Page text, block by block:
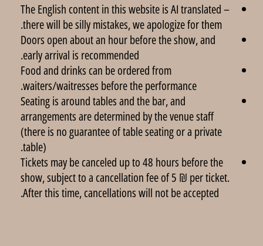
The English content in this website is AI translated –
there will be silly mistakes, we apologize for them.
Doors open about an hour before the show, and
early arrival is recommended.
Food and drinks can be ordered from
waiters/waitresses before the performance.
Seating is around tables and the bar, and
arrangements are determined by the venue staff
(there is no guarantee of table seating or a private
table).
Tickets may be canceled up to 48 hours before the
show, subject to a cancellation fee of 5 ₪ per ticket.
After this time, cancellations will not be accepted.